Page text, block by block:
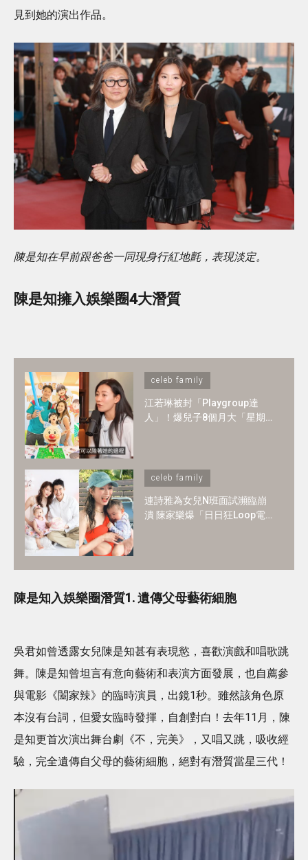
見到她的演出作品。
陳是知在早前跟爸爸一同現身行紅地氈，表現淡定。
陳是知擁入娛樂圈4大潛質
celeb family
江若琳被封「Playgroup達
人」！爆兒子8個月大「星期
celeb family
連詩雅為女兒N班面試瀕臨崩
潰 陳家樂爆「日日狂Loop電
陳是知入娛樂圈潛質1. 遺傳父母藝術細胞
吳君如曾透露女兒陳是知甚有表現慾，喜歡演戲和唱歌跳
舞。陳是知曾坦言有意向藝術和表演方面發展，也自薦參
與電影《闔家辣》的臨時演員，出鏡1秒。雖然該角色原
本沒有台詞，但愛女臨時發揮，自創對白！去年11月，陳
是知更首次演出舞台劇《不，完美》，又唱又跳，吸收經
驗，完全遺傳自父母的藝術細胞，絕對有潛質當星三代！